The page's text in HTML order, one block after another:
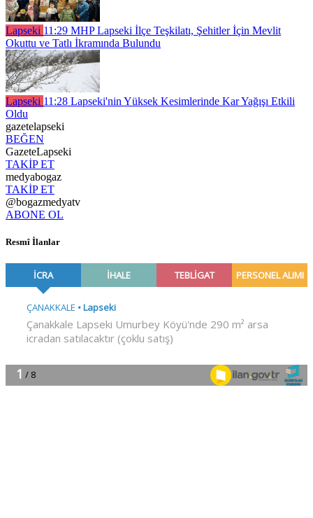
Lapseki 11:29 MHP Lapseki İlçe Teşkilatı, Şehitler İçin Mevlit
Okuttu ve Tatlı İkramında Bulundu
Lapseki 11:28 Lapseki'nin Yüksek Kesimlerinde Kar Yağışı Etkili
Oldu
gazetelapseki
BEĞEN
GazeteLapseki
TAKİP ET
medyabogaz
TAKİP ET
@bogazmedyatv
ABONE OL
Resmî İlanlar